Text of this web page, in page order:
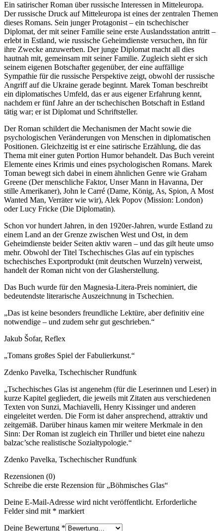
Ein satirischer Roman über russische Interessen in Mitteleuropa.
Der russische Druck auf Mitteleuropa ist eines der zentralen Themen
dieses Romans. Sein junger Protagonist – ein tschechischer
Diplomat, der mit seiner Familie seine erste Auslandsstation antritt –
erlebt in Estland, wie russische Geheimdienste versuchen, ihn für
ihre Zwecke anzuwerben. Der junge Diplomat macht all dies
hautnah mit, gemeinsam mit seiner Familie. Zugleich sieht er sich
seinem eigenen Botschafter gegenüber, der eine auffällige
Sympathie für die russische Perspektive zeigt, obwohl der russische
Angriff auf die Ukraine gerade beginnt. Marek Toman beschreibt
ein diplomatisches Umfeld, das er aus eigener Erfahrung kennt,
nachdem er fünf Jahre an der tschechischen Botschaft in Estland
tätig war; er ist Diplomat und Schriftsteller.
Der Roman schildert die Mechanismen der Macht sowie die
psychologischen Veränderungen von Menschen in diplomatischen
Positionen. Gleichzeitig ist er eine satirische Erzählung, die das
Thema mit einer guten Portion Humor behandelt. Das Buch vereint
Elemente eines Krimis und eines psychologischen Romans. Marek
Toman bewegt sich dabei in einem ähnlichen Genre wie Graham
Greene (Der menschliche Faktor, Unser Mann in Havanna, Der
stille Amerikaner), John le Carré (Dame, König, As, Spion, A Most
Wanted Man, Verräter wie wir), Alek Popov (Mission: London)
oder Lucy Fricke (Die Diplomatin).
Schon vor hundert Jahren, in den 1920er-Jahren, wurde Estland zu
einem Land an der Grenze zwischen West und Ost, in dem
Geheimdienste beider Seiten aktiv waren – und das gilt heute umso
mehr. Obwohl der Titel Tschechisches Glas auf ein typisches
tschechisches Exportprodukt (mit deutschen Wurzeln) verweist,
handelt der Roman nicht von der Glasherstellung.
Das Buch wurde für den Magnesia-Litera-Preis nominiert, die
bedeutendste literarische Auszeichnung in Tschechien.
„Das ist keine besonders freundliche Lektüre, aber definitiv eine
notwendige – und zudem sehr gut geschrieben.“
Jakub Šofar, Reflex
„Tomans großes Spiel der Fabulierkunst.“
Zdenko Pavelka, Tschechischer Rundfunk
„Tschechisches Glas ist angenehm (für die Leserinnen und Leser) in
kurze Kapitel gegliedert, die jeweils mit Zitaten aus verschiedenen
Texten von Sunzi, Machiavelli, Henry Kissinger und anderen
eingeleitet werden. Die Form ist daher ansprechend, attraktiv und
zeitgemäß. Darüber hinaus kamen mir weitere Merkmale in den
Sinn: Der Roman ist zugleich ein Thriller und bietet eine nahezu
balzac’sche realistische Sozialtypologie.“
Zdenko Pavelka, Tschechischer Rundfunk
Rezensionen (0)
Schreibe die erste Rezension für „Böhmisches Glas“
Deine E-Mail-Adresse wird nicht veröffentlicht. Erforderliche
Felder sind mit * markiert
Deine Bewertung *